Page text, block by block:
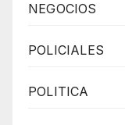
NEGOCIOS
POLICIALES
POLITICA